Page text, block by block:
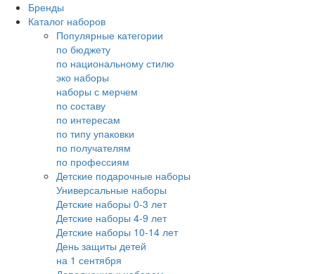
Бренды
Каталог наборов
Популярные категории
по бюджету
по национальному стилю
эко наборы
наборы с мерчем
по составу
по интересам
по типу упаковки
по получателям
по профессиям
Детские подарочные наборы
Универсальные наборы
Детские наборы 0-3 лет
Детские наборы 4-9 лет
Детские наборы 10-14 лет
День защиты детей
на 1 сентября